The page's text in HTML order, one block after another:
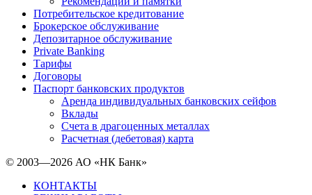
Потребительское кредитование
Брокерское обслуживание
Депозитарное обслуживание
Private Banking
Тарифы
Договоры
Паспорт банковских продуктов
Аренда индивидуальных банковских сейфов
Вклады
Счета в драгоценных металлах
Расчетная (дебетовая) карта
© 2003—2026 АО «НК Банк»
КОНТАКТЫ